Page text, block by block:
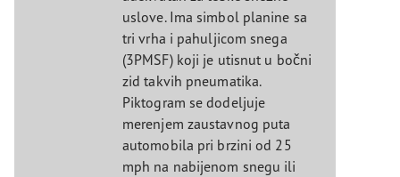
uslove. Ima simbol planine sa
tri vrha i pahuljicom snega
(3PMSF) koji je utisnut u bočni
zid takvih pneumatika.
Piktogram se dodeljuje
merenjem zaustavnog puta
automobila pri brzini od 25
mph na nabijenom snegu ili